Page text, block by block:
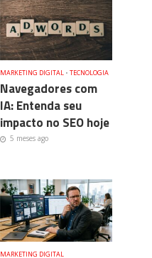
MARKETING DIGITAL • TECNOLOGIA
Navegadores com
IA: Entenda seu
impacto no SEO hoje
5 meses ago
MARKETING DIGITAL